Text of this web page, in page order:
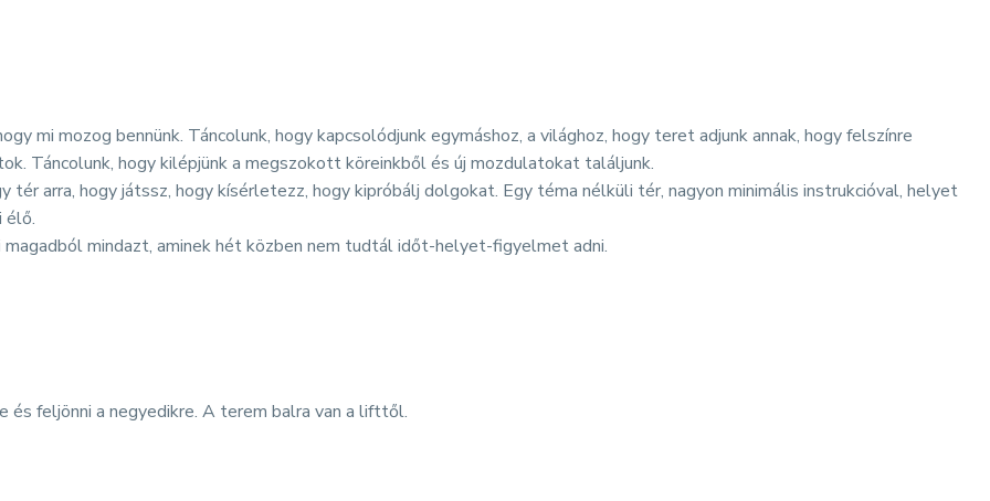
mi mozog bennünk. Táncolunk, hogy kapcsolódjunk egymáshoz, a világhoz, hogy teret adjunk annak, hogy felszínre
Táncolunk, hogy kilépjünk a megszokott köreinkből és új mozdulatokat találjunk.
tér arra, hogy játssz, hogy kísérletezz, hogy kipróbálj dolgokat. Egy téma nélküli tér, nagyon minimális instrukcióval, helyet
élő.
magadból mindazt, aminek hét közben nem tudtál időt-helyet-figyelmet adni.
és feljönni a negyedikre. A terem balra van a lifttől.